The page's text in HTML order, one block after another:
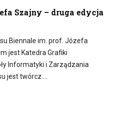
Szajny – druga edycja
Biennale im. prof. Józefa
jest Katedra Grafiki
Informatyki i Zarządzania
jest twórcz….